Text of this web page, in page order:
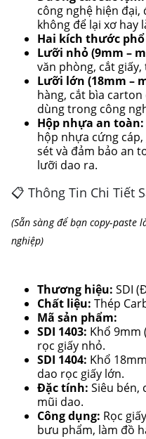
công nghệ hiện đại,
không để lại xơ hay
Hai kích thước
Lưỡi nhỏ (9mm –
văn phòng, cắt
Lưỡi lớn (18mm –
hàng, cắt bìa
dùng trong công
Hộp nhựa an toàn:
hộp nhựa cứng
sét và đảm bảo an
lưỡi dao ra.
📋 Thông Tin Chi Tiết
(Sẵn sàng để bạn copy-paste
nghiệp)
Thương hiệu: SDI
Chất liệu: Thép
Mã sản phẩm:
SDI 1403: Khổ 9mm
rọc giấy nhỏ.
SDI 1404: Khổ
dao rọc giấy lớn.
Đặc tính: Siêu bén,
mũi dao.
Công dụng: Rọc
bưu phẩm, làm đồ